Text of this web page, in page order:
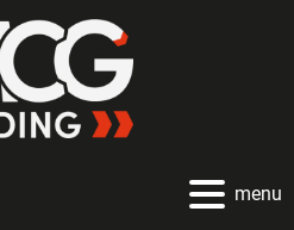
menu